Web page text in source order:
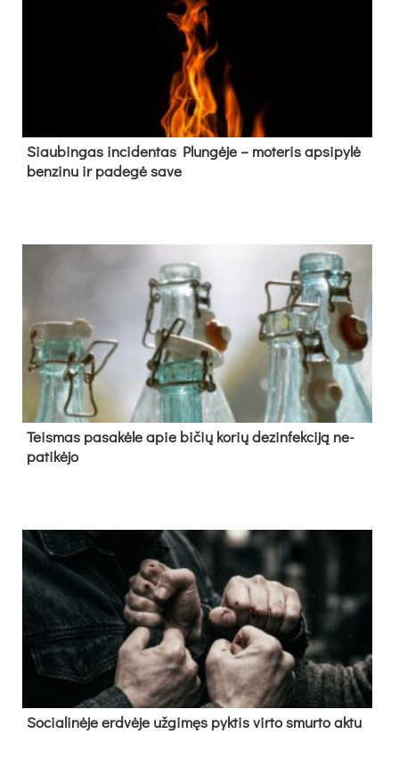
Siau­bin­gas in­ci­den­tas Plun­gė­je – mo­te­ris ap­si­py­lė
ben­zi­nu ir pa­de­gė sa­ve
Teis­mas pa­sa­kė­le apie bi­čių ko­rių de­zin­fek­ci­ją ne­
pa­ti­kė­jo
So­cia­li­nė­je erd­vė­je už­gi­męs pyk­tis vir­to smur­to ak­tu